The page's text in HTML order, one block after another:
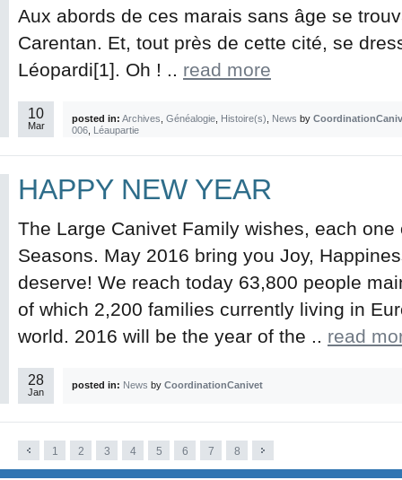
Aux abords de ces marais sans âge se
Carentan. Et, tout près de cette cité, se
Léopardi[1]. Oh ! .. read more
10
Mar
posted in: Archives Généalogie Histoire(s) News by
006 Léaupartie
HAPPY NEW YEAR
The Large Canivet Family wishes, each
Seasons. May 2016 bring you Joy,
deserve! We reach today 63,800 people
of which 2,200 families currently living in
world. 2016 will be the year of the .. read
28
Jan
posted in: News by CoordinationCanivet
1 2 3 4 5 6 7 8